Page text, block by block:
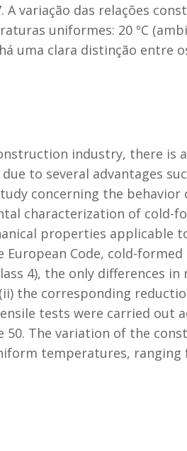
A variação das relações
uniformes: 20 ºC
uma clara distinção entre
industry, there is
to several advantages
concerning the
characterization of cold-
properties applicable
Code, cold-
4), the only differences
the corresponding
tests were carried out
50. The variation of the
temperatures, ranging